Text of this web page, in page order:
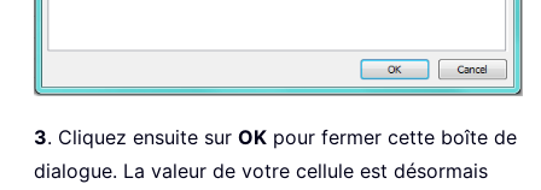
3. Cliquez ensuite sur OK pour fermer cette boîte de
dialogue. La valeur de votre cellule est désormais